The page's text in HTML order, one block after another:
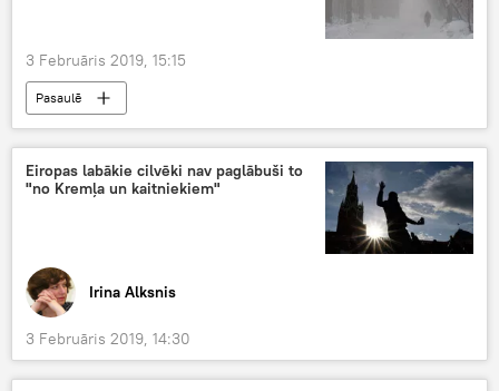
3 Februāris 2019, 15:15
Pasaulē
Eiropas labākie cilvēki nav paglābuši to
"no Kremļa un kaitniekiem"
Irina Alksnis
3 Februāris 2019, 14:30